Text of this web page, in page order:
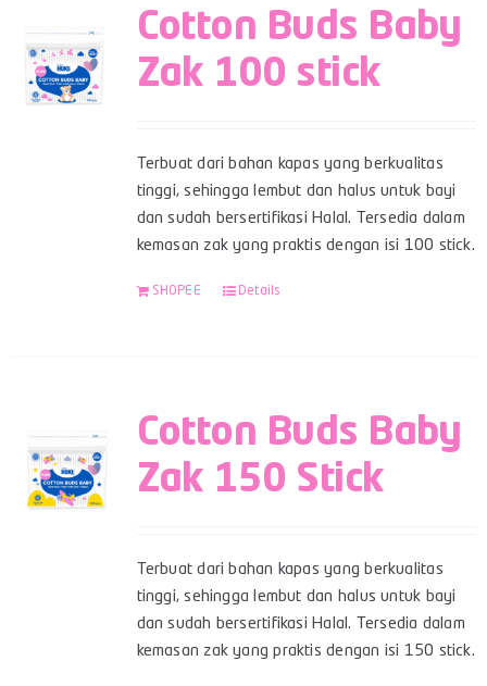
Cotton Buds Baby
Zak 100 stick
Terbuat dari bahan kapas yang berkualitas
tinggi, sehingga lembut dan halus untuk bayi
dan sudah bersertifikasi Halal. Tersedia dalam
kemasan zak yang praktis dengan isi 100 stick.
SHOPEE Details
Cotton Buds Baby
Zak 150 Stick
Terbuat dari bahan kapas yang berkualitas
tinggi, sehingga lembut dan halus untuk bayi
dan sudah bersertifikasi Halal. Tersedia dalam
kemasan zak yang praktis dengan isi 150 stick.